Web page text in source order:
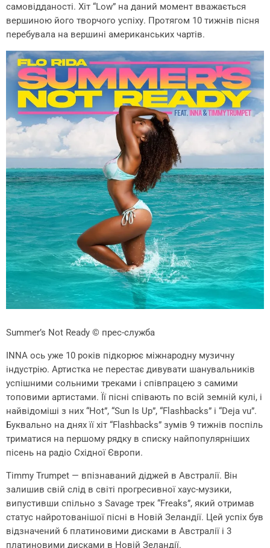
самовідданості. Хіт “Low” на даний момент вважається
вершиною його творчого успіху. Протягом 10 тижнів пісня
перебувала на вершині американських чартів.
Summer’s Not Ready © прес-служба
INNA ось уже 10 років підкорює міжнародну музичну
індустрію. Артистка не перестає дивувати шанувальників
успішними сольними треками і співпрацею з самими
топовими артистами. Її пісні співають по всій земній кулі, і
найвідоміші з них “Hot”, “Sun Is Up”, “Flashbacks” і “Deja vu”.
Буквально на днях її хіт “Flashbacks” зумів 9 тижнів поспіль
триматися на першому рядку в списку найпопулярніших
пісень на радіо Східної Європи.
Timmy Trumpet — впізнаваний діджей в Австралії. Він
залишив свій слід в світі прогресивної хаус-музики,
випустивши спільно з Savage трек “Freaks”, який отримав
статус найротованішої пісні в Новій Зеландії. Цей успіх був
відзначений 6 платиновими дисками в Австралії і 3
платиновими дисками в Новій Зеландії.